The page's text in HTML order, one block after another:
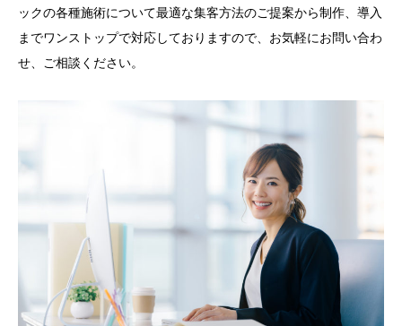
ックの各種施術について最適な集客方法のご提案から制作、導入
までワンストップで対応しておりますので、お気軽にお問い合わ
せ、ご相談ください。